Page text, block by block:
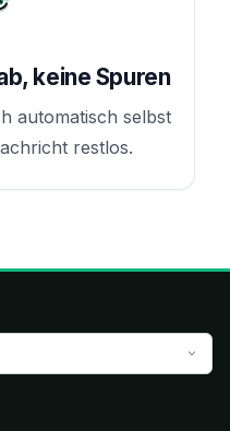
keine Spuren
automatisch selbst
restlos.